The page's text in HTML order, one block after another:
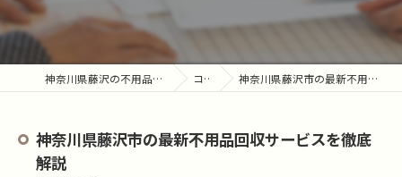
神奈川県藤沢の不用品回収なら株式会社十色 コラム 神奈川県藤沢市の最新不用品回収サービスを徹底解説
神奈川県藤沢市の最新不用品回収サービスを徹底
解説